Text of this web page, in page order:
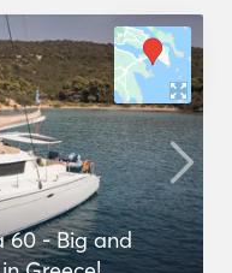
60 - Big and